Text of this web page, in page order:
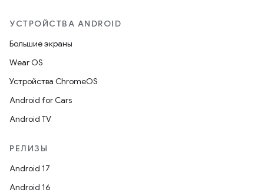
УСТРОЙСТВА ANDROID
Большие экраны
Wear OS
Устройства ChromeOS
Android for Cars
Android TV
РЕЛИЗЫ
Android 17
Android 16